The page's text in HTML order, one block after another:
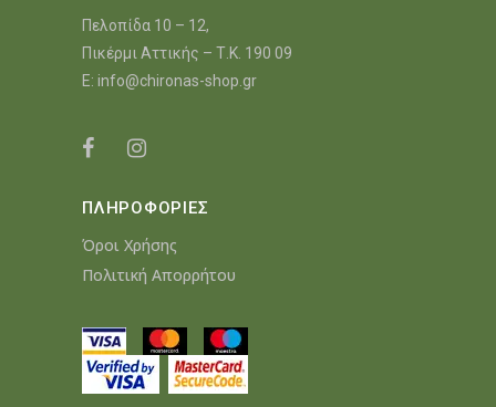
Πελοπίδα 10 – 12,
Πικέρμι Αττικής – Τ.Κ. 190 09
E: info@chironas-shop.gr
ΠΛΗΡΟΦΟΡΙΕΣ
Όροι Χρήσης
Πολιτική Απορρήτου